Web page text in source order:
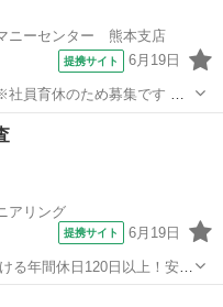
ニーセンター 熊本支店
提携サイト 6月19日
社員育休のため募集です
アリング
提携サイト 6月19日
る年間休日120日以上！安定
内容】 官公